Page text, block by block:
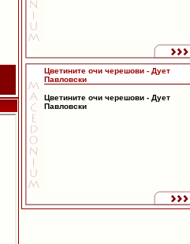
Цветините очи черешови - Дует
Павловски
Цветините очи черешови - Дует
Павловски